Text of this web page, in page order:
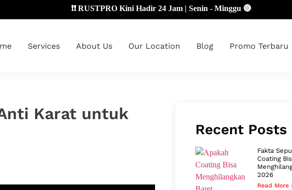
❗❗ RUSTPRO Kini Hadir 24 Jam | Senin - Minggu 🔴
Services About Us Our Location Blog Promo Terbaru
Karat untuk
Recent Posts
Fakta
Coating
2026
Read More